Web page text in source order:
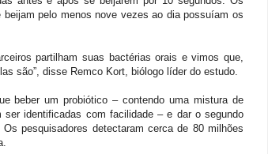
pelo menos nove vezes ao dia possuíam os
partilham suas bactérias orais e vimos que,
são”, disse Remco Kort, biólogo líder do estudo.
beber um probiótico – contendo uma mistura de
ser identificadas com facilidade – e dar o segundo
pesquisadores detectaram cerca de 80 milhões